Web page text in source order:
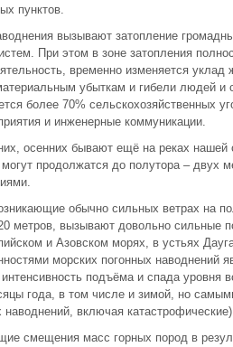
пунктов.
вызывают затопление
При этом в зоне затопления
временно изменяется
убыткам и гибели людей и
более 70% сельскохозяйственных
и инженерные коммуникации.
осенних бывают ещё на реках нашей
продолжатся до полутора – двух
обычно сильных ветрах на
метров, вызывают довольно сильные
и Азовском морях, в устьях
морских погонных наводнений
интенсивность подъёма и спада уровня
года, в том числе и зимой, но
наводнений, включая
смещения масс горных пород в